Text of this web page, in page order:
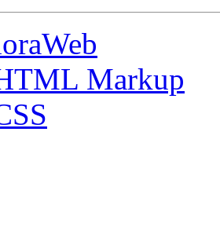
Markup